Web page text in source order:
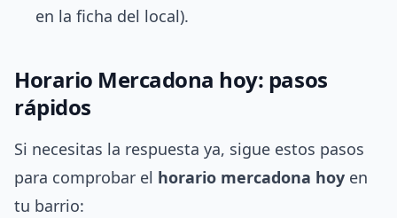
en la ficha del local).
Horario Mercadona hoy: pasos
rápidos
Si necesitas la respuesta ya, sigue estos pasos
para comprobar el horario mercadona hoy en
tu barrio: